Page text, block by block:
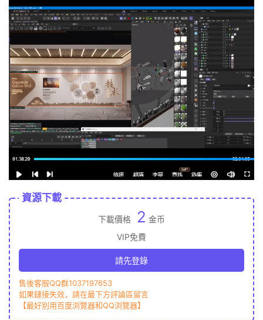
資源下載
下載價格 2 金币
VIP免費
請先登錄
售後客服QQ群1037197653
如果鏈接失效，請在最下方評論區留言
【最好别用百度浏覽器和QQ浏覽器】